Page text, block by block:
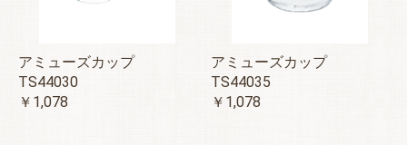
アミューズカップ
TS44030
￥1,078
アミューズカップ
TS44035
￥1,078